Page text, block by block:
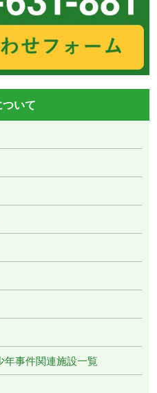
いて
年事件関連施設一覧